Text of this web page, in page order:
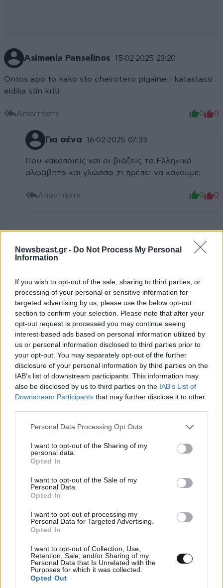
Newsbeast.gr - Do Not Process My Personal
Information
If you wish to opt-out of the sale, sharing to third parties, or
processing of your personal or sensitive information for
targeted advertising by us, please use the below opt-out
section to confirm your selection. Please note that after your
opt-out request is processed you may continue seeing
interest-based ads based on personal information utilized by
us or personal information disclosed to third parties prior to
your opt-out. You may separately opt-out of the further
disclosure of your personal information by third parties on the
IAB’s list of downstream participants. This information may
also be disclosed by us to third parties on the IAB’s List of
Downstream Participants that may further disclose it to other
Please note that this website/app uses one or more Google
not limited to your visit or usage behaviour. You may click to
grant or deny consent to Google and its third-party tags to
use your data for below specified purposes in below Google
consent section.
Personal Data Processing Opt Outs
I want to opt-out of the Sharing of my
personal data.
Opted In
I want to opt-out of the Sale of my
Personal Data.
Opted In
I want to opt-out of processing my
Personal Data for Targeted Advertising.
Opted In
I want to opt-out of Collection, Use,
Retention, Sale, and/or Sharing of my
Personal Data that Is Unrelated with the
Purposes for which it was collected.
Opted Out
Asimenia Panselinos 15·02·2025 23:20
Ontos apo to kako sto cheirotero pigainei i katastassi
eidika stin kriti
Απαντήστε 0 0
Για σένα 16·02·2025 07:35
Που κακοποιείς και οι βιάζεις το Ελληνικό
αλφάβητο και γλώσσα ,τι πρέπει να κάνουμε;
Απαντήστε 0 0
Ρε hliostalakth πλάκα μας κάνεις??? Παντού τα
Σέρρες??? Χαλκίδα??? Αλεξανδρούπολη???
Τώρα Κρήτη... Παντού υπάρχουν αποβράσματα.
Άρρωστη κοινωνία. Άρρωστοι ενήλικες
Άρρωστη νεολαία Κοινωνία βούρκος.
Απαντήστε
TRENDING
LIFESTYLE08·08·2026 19:12
Εριέττα Κούρκουλου – Τα 33α γενέθλια και τα
φιλιά με τον Βύρωνα Βασιλειάδη: «Καμία στιγμή